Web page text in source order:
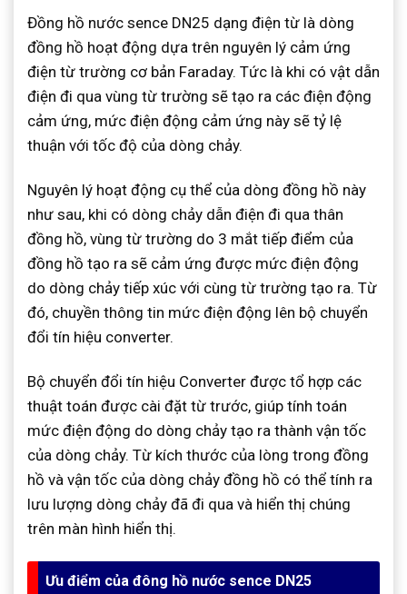
Đồng hồ nước sence DN25 dạng điện từ là dòng
đồng hồ hoạt động dựa trên nguyên lý cảm ứng
điện từ trường cơ bản Faraday. Tức là khi có vật dẫn
điện đi qua vùng từ trường sẽ tạo ra các điện động
cảm ứng, mức điện động cảm ứng này sẽ tỷ lệ
thuận với tốc độ của dòng chảy.
Nguyên lý hoạt động cụ thể của dòng đồng hồ này
như sau, khi có dòng chảy dẫn điện đi qua thân
đồng hồ, vùng từ trường do 3 mắt tiếp điểm của
đồng hồ tạo ra sẽ cảm ứng được mức điện động
do dòng chảy tiếp xúc với cùng từ trường tạo ra. Từ
đó, chuyền thông tin mức điện động lên bộ chuyển
đổi tín hiệu converter.
Bộ chuyển đổi tín hiệu Converter được tổ hợp các
thuật toán được cài đặt từ trước, giúp tính toán
mức điện động do dòng chảy tạo ra thành vận tốc
của dòng chảy. Từ kích thước của lòng trong đồng
hồ và vận tốc của dòng chảy đồng hồ có thể tính ra
lưu lượng dòng chảy đã đi qua và hiển thị chúng
trên màn hình hiển thị.
Ưu điểm của đông hồ nước sence DN25